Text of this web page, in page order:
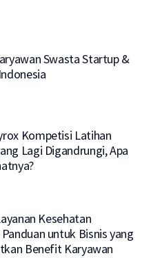
Swasta Startup &
Kompetisi Latihan
Lagi Digandrungi, Apa
Kesehatan
untuk Bisnis yang
Benefit Karyawan